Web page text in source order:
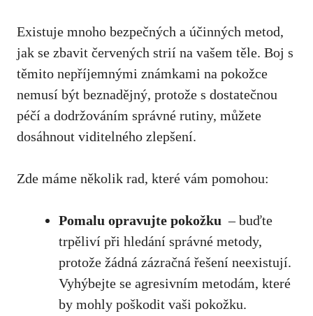
Existuje⁢ mnoho bezpečných a účinných metod,
jak se zbavit červených ‍strií na ⁢vašem těle. Boj⁤ s
těmito nepříjemnými známkami na‍ pokožce
nemusí být beznadějný,⁣ protože s dostatečnou
péčí a ⁣dodržováním správné rutiny, můžete
dosáhnout viditelného zlepšení.
Zde máme několik rad,‍ které vám pomohou:
Pomalu opravujte pokožku ‌ – buďte
trpěliví⁢ při hledání správné metody,
protože žádná zázračná řešení neexistují.
Vyhýbejte se agresivním metodám,‌ které
by⁣ mohly poškodit vaši‍ pokožku.